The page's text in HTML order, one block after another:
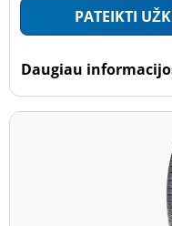
PATEIKTI
Daugiau